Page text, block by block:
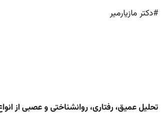
#دکتر مازیارمیر
تحلیل عمیق، رفتاری، روانشناختی و عصبی از